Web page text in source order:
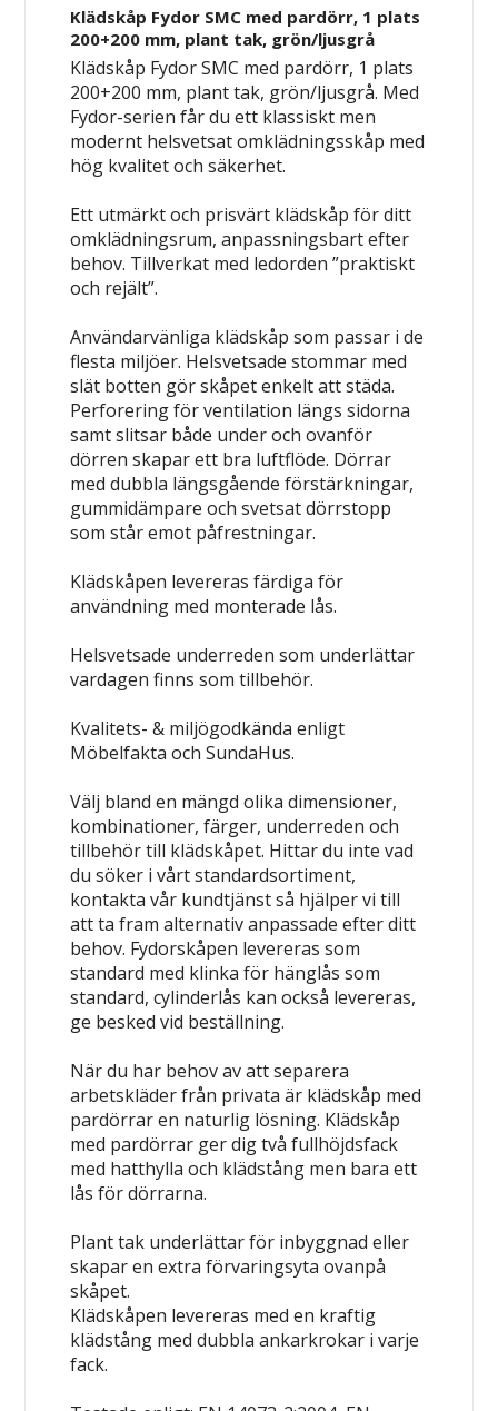
Klädskåp Fydor SMC med pardörr, 1 plats
200+200 mm, plant tak, grön/ljusgrå
Klädskåp Fydor SMC med pardörr, 1 plats
200+200 mm, plant tak, grön/ljusgrå. Med
Fydor-serien får du ett klassiskt men
modernt helsvetsat omklädningsskåp med
hög kvalitet och säkerhet.
Ett utmärkt och prisvärt klädskåp för ditt
omklädningsrum, anpassningsbart efter
behov. Tillverkat med ledorden ”praktiskt
och rejält”.
Användarvänliga klädskåp som passar i de
flesta miljöer. Helsvetsade stommar med
slät botten gör skåpet enkelt att städa.
Perforering för ventilation längs sidorna
samt slitsar både under och ovanför
dörren skapar ett bra luftflöde. Dörrar
med dubbla längsgående förstärkningar,
gummidämpare och svetsat dörrstopp
som står emot påfrestningar.
Klädskåpen levereras färdiga för
användning med monterade lås.
Helsvetsade underreden som underlättar
vardagen finns som tillbehör.
Kvalitets- & miljögodkända enligt
Möbelfakta och SundaHus.
Välj bland en mängd olika dimensioner,
kombinationer, färger, underreden och
tillbehör till klädskåpet. Hittar du inte vad
du söker i vårt standardsortiment,
kontakta vår kundtjänst så hjälper vi till
att ta fram alternativ anpassade efter ditt
behov. Fydorskåpen levereras som
standard med klinka för hänglås som
standard, cylinderlås kan också levereras,
ge besked vid beställning.
När du har behov av att separera
arbetskläder från privata är klädskåp med
pardörrar en naturlig lösning. Klädskåp
med pardörrar ger dig två fullhöjdsfack
med hatthylla och klädstång men bara ett
lås för dörrarna.
Plant tak underlättar för inbyggnad eller
skapar en extra förvaringsyta ovanpå
skåpet.
Klädskåpen levereras med en kraftig
klädstång med dubbla ankarkrokar i varje
fack.